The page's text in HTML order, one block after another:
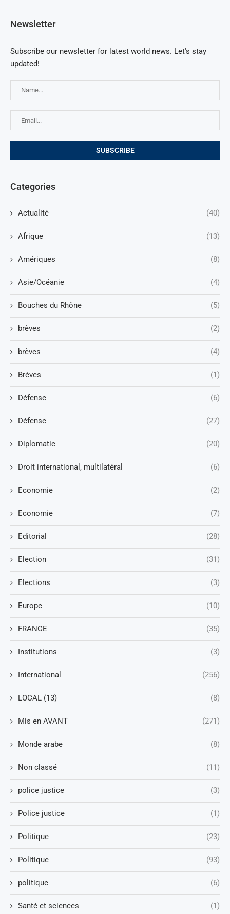
Newsletter
Subscribe our newsletter for latest world news. Let's stay
updated!
Categories
Actualité (40)
Afrique (13)
Amériques (8)
Asie/Océanie (4)
Bouches du Rhône (5)
brèves (2)
brèves (4)
Brèves (1)
Défense (6)
Défense (27)
Diplomatie (20)
Droit international, multilatéral (6)
Economie (2)
Economie (7)
Editorial (28)
Election (31)
Elections (3)
Europe (10)
FRANCE (35)
Institutions (3)
International (256)
LOCAL (13) (8)
Mis en AVANT (271)
Monde arabe (8)
Non classé (11)
police justice (3)
Police justice (1)
Politique (23)
Politique (93)
politique (6)
Santé et sciences (1)